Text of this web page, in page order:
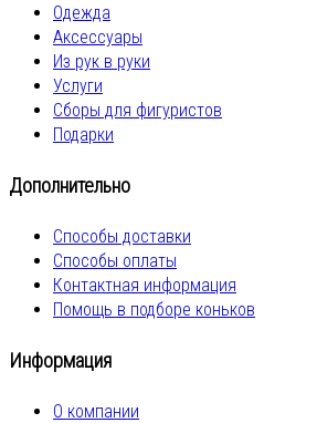
Одежда
Аксессуары
Из рук в руки
Услуги
Сборы для фигуристов
Подарки
Дополнительно
Способы доставки
Способы оплаты
Контактная информация
Помощь в подборе коньков
Информация
О компании